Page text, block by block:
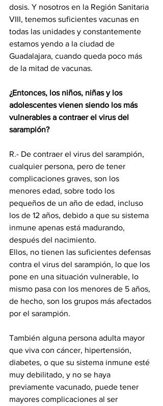
dosis. Y nosotros en la Región Sanitaria
VIII, tenemos suficientes vacunas en
todas las unidades y constantemente
estamos yendo a la ciudad de
Guadalajara, cuando queda poco más
de la mitad de vacunas.
¿Entonces, los niños, niñas y los
adolescentes vienen siendo los más
vulnerables a contraer el virus del
sarampión?
R.- De contraer el virus del sarampión,
cualquier persona, pero de tener
complicaciones graves, son los
menores edad, sobre todo los
pequeños de un año de edad, incluso
los de 12 años, debido a que su sistema
inmune apenas está madurando,
después del nacimiento.
Ellos, no tienen las suficientes defensas
contra el virus del sarampión, lo que los
pone en una situación vulnerable, lo
mismo pasa con los menores de 5 años,
de hecho, son los grupos más afectados
por el sarampión.
También alguna persona adulta mayor
que viva con cáncer, hipertensión,
diabetes, o que su sistema inmune esté
muy debilitado, y no se haya
previamente vacunado, puede tener
mayores complicaciones al ser